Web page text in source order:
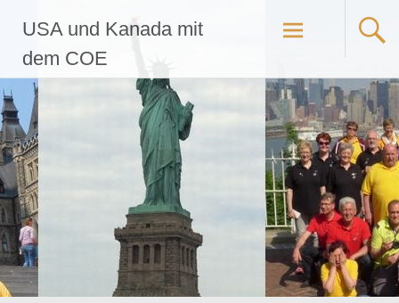
Inhalt
springen
USA und Kanada mit
dem COE